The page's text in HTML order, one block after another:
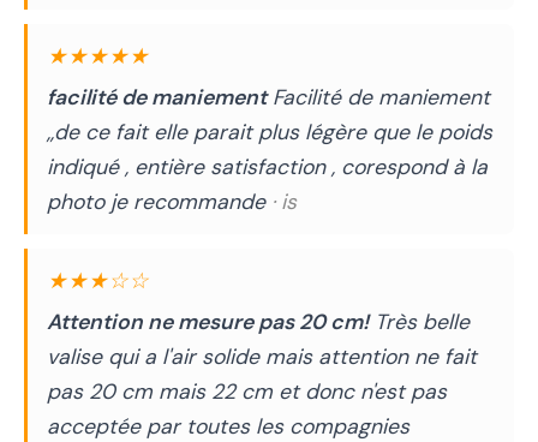
★★★★★
facilité de maniementFacilité de maniement
,,de ce fait elle parait plus légère que le poids
indiqué , entière satisfaction , corespond à la
photo je recommande · is
★★★☆☆
Attention ne mesure pas 20 cm!Très belle
valise qui a l'air solide mais attention ne fait
pas 20 cm mais 22 cm et donc n'est pas
acceptée par toutes les compagnies